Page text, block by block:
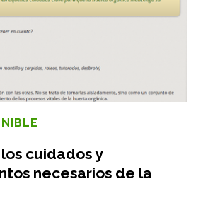
cuidados y
necesarios de la